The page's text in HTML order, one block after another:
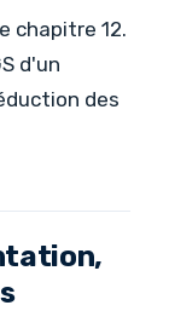
chapitre 12.
d'un
des